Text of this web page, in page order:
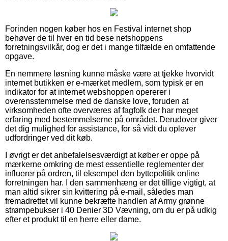
Forinden nogen køber hos en Festival internet shop
behøver de til hver en tid bese netshoppens
forretningsvilkår, dog er det i mange tilfælde en omfattende
opgave.
En nemmere løsning kunne måske være at tjekke hvorvidt
internet butikken er e-mærket medlem, som typisk er en
indikator for at internet webshoppen opererer i
overensstemmelse med de danske love, foruden at
virksomheden ofte overværes af fagfolk der har meget
erfaring med bestemmelserne på området. Derudover giver
det dig mulighed for assistance, for så vidt du oplever
udfordringer ved dit køb.
I øvrigt er det anbefalelsesværdigt at køber er oppe på
mærkerne omkring de mest essentielle reglementer der
influerer på ordren, til eksempel den byttepolitik online
forretningen har. I den sammenhæng er det tillige vigtigt, at
man altid sikrer sin kvittering på e-mail, således man
fremadrettet vil kunne bekræfte handlen af Army grønne
strømpebukser i 40 Denier 3D Vævning, om du er på udkig
efter et produkt til en herre eller dame.